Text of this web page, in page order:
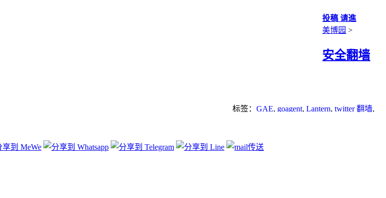
投稿 请進
美博园 >
安全翻墙
标签： GAE, goagent, Lantern, twitter 翻墙,